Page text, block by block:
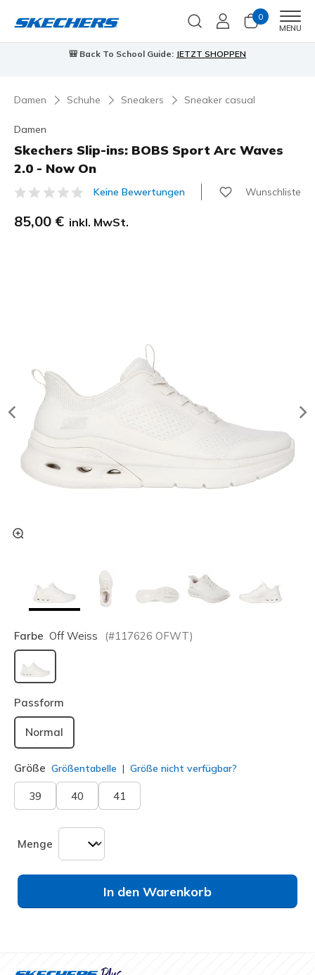
0
MENU
🎒 Back To School Guide: JETZT SHOPPEN
Damen Schuhe Sneakers Sneaker casual
Damen
Skechers Slip-ins: BOBS Sport Arc Waves
2.0 - Now On
3,7 von 5 Kundenbewertungen
Keine Bewertungen Wunschliste
85,00 € inkl. MwSt.
Farbe Off Weiss (#117626 OFWT)
ausgewählt
Passform
Normal
Größe Größentabelle Größe nicht verfügbar?
39 40 41
Menge
In den Warenkorb